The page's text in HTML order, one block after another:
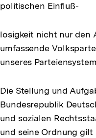
politischen Einfluß-
losigkeit nicht nur den
umfassende
unseres
Die Stellung und
Bundesrepublik
und sozialen
und seine Ordnung gilt